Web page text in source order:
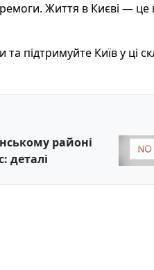
Життя в Києві —
підтримуйте Київ у ці
районі
деталі